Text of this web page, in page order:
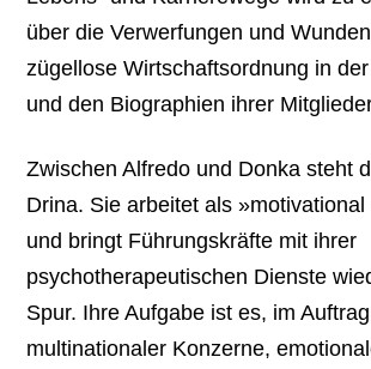
über die Verwerfungen und
zügellose Wirtschaftsordnung in
und den Biographien ihrer
Zwischen Alfredo und Donka steht
Drina. Sie arbeitet als
und bringt Führungskräfte mit ihrer
psychotherapeutischen Dienste
Spur. Ihre Aufgabe ist es, im Auftrag
multinationaler Konzerne,